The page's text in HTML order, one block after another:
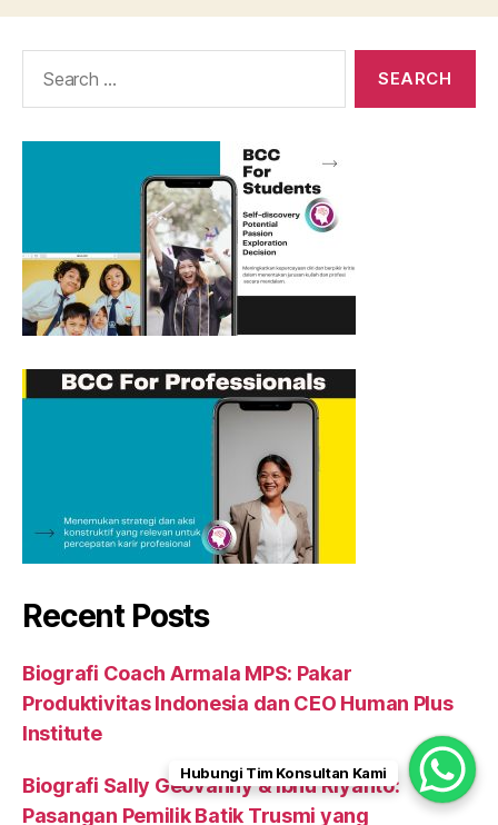
Recent Posts
Biografi Coach Armala MPS: Pakar
Produktivitas Indonesia dan CEO Human Plus
Institute
Biografi Sally Geovanny & Ibnu Riyanto:
Pasangan Pemilik Batik Trusmi yang
Hubungi Tim Konsultan Kami